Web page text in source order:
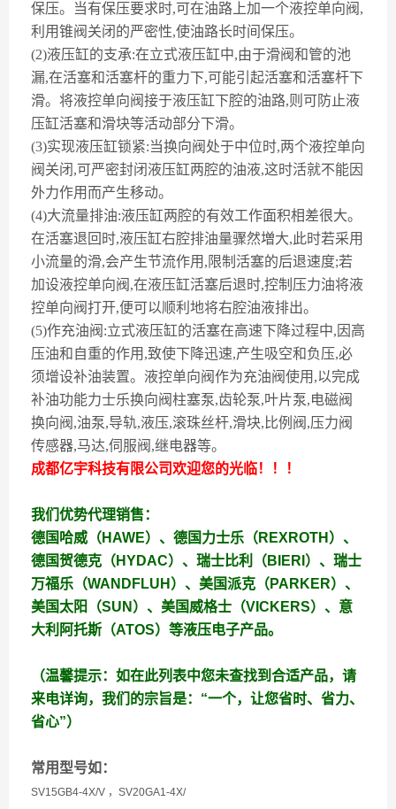
保压。当有保压要求时,可在油路上加一个液控单向阀,
利用锥阀关闭的严密性,使油路长时间保压。
(2)液压缸的支承:在立式液压缸中,由于滑阀和管的池
漏,在活塞和活塞杆的重力下,可能引起活塞和活塞杆下
滑。将液控单向阀接于液压缸下腔的油路,则可防止液
压缸活塞和滑块等活动部分下滑。
(3)实现液压缸锁紧:当换向阀处于中位时,两个液控单向
阀关闭,可严密封闭液压缸两腔的油液,这时活就不能因
外力作用而产生移动。
(4)大流量排油:液压缸两腔的有效工作面积相差很大。
在活塞退回时,液压缸右腔排油量骤然増大,此时若采用
小流量的滑,会产生节流作用,限制活塞的后退速度;若
加设液控单向阀,在液压缸活塞后退时,控制压力油将液
控单向阀打开,便可以顺利地将右腔油液排出。
(5)作充油阀:立式液压缸的活塞在高速下降过程中,因高
压油和自重的作用,致使下降迅速,产生吸空和负压,必
须增设补油装置。液控单向阀作为充油阀使用,以完成
补油功能力士乐换向阀柱塞泵,齿轮泵,叶片泵,电磁阀
换向阀,油泵,导轨,液压,滚珠丝杆,滑块,比例阀,压力阀
传感器,马达,伺服阀,继电器等。
成都亿宇科技有限公司欢迎您的光临！！！
我们优势代理销售：
德国哈威（HAWE）、德国力士乐（REXROTH）、
德国贺德克（HYDAC）、瑞士比利（BIERI）、瑞士
万福乐（WANDFLUH）、美国派克（PARKER）、
美国太阳（SUN）、美国威格士（VICKERS）、意
大利阿托斯（ATOS）等液压电子产品。
（温馨提示：如在此列表中您未查找到合适产品，请
来电详询，我们的宗旨是：“一个，让您省时、省力、
省心”）
常用型号如：
SV15GB4-4X/V ，SV20GA1-4X/